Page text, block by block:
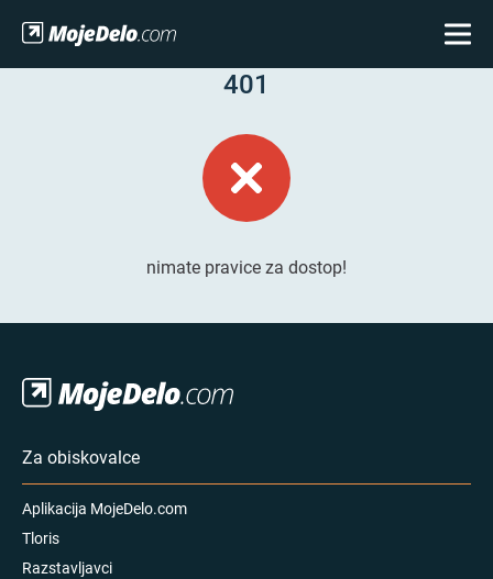
401
nimate pravice za dostop!
Za obiskovalce
Aplikacija MojeDelo.com
Tloris
Razstavljavci